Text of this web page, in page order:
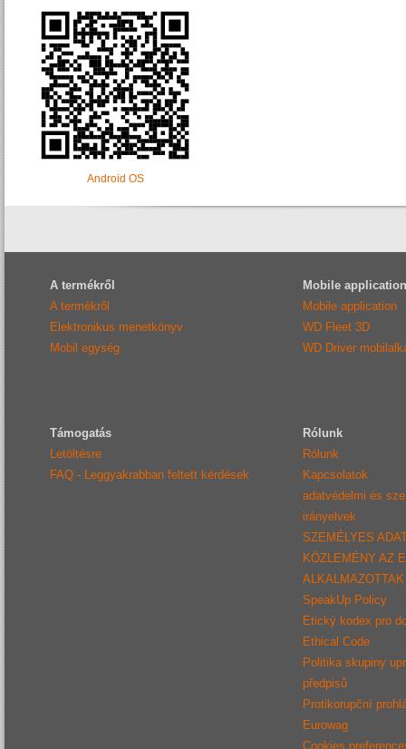
Android OS
A termékről
A termékről
Elektronikus menetkönyv
Mobil egység
Mobile application
Mobile application
WD Fleet 3D
WD Driver
Támogatás
Letöltésre
FAQ - Leggyakrabban feltett kérdések
Rólunk
Rólunk
Kapcsolatok
adatvédelmi és
irányelvek
SZEMÉLYES
KÖZLEMÉNY AZ
SpeakUp Policy
Etický kodex pro
Ethical Code
Politika skupiny
předpisů
Protikorupční
Eurowag
Cookies